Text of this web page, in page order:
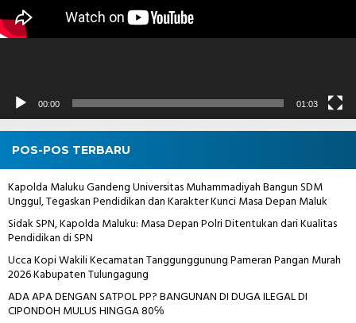
00:00 01:03
POS-POS TERBARU
Kapolda Maluku Gandeng Universitas Muhammadiyah Bangun SDM
Unggul, Tegaskan Pendidikan dan Karakter Kunci Masa Depan Maluk
Sidak SPN, Kapolda Maluku: Masa Depan Polri Ditentukan dari Kualitas
Pendidikan di SPN
Ucca Kopi Wakili Kecamatan Tanggunggunung Pameran Pangan Murah
2026 Kabupaten Tulungagung
ADA APA DENGAN SATPOL PP? BANGUNAN DI DUGA ILEGAL DI
CIPONDOH MULUS HINGGA 80℅